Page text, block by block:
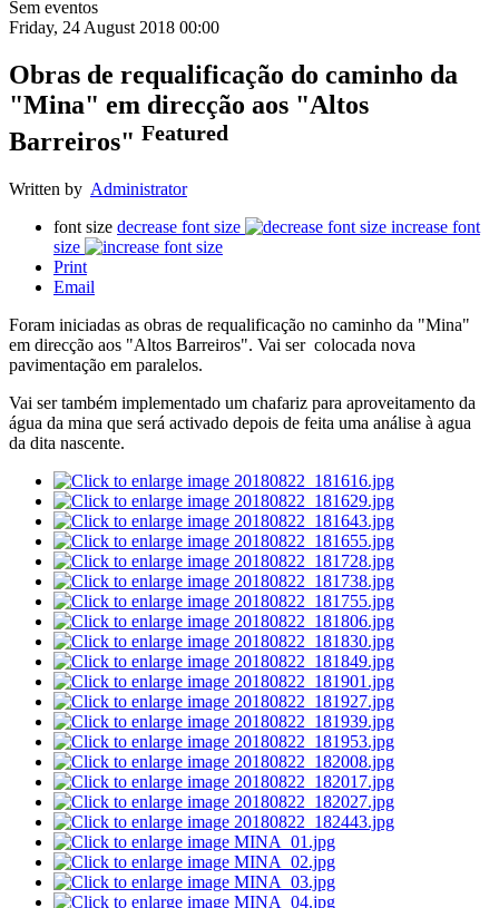
Sem eventos
Friday, 24 August 2018 00:00
Obras de requalificação do caminho da
"Mina" em direcção aos "Altos
Barreiros" Featured
Written by Administrator
font size decrease font size
increase font
size
Print
Email
Foram iniciadas as obras de requalificação no caminho da "Mina"
em direcção aos "Altos Barreiros". Vai ser colocada nova
pavimentação em paralelos.
Vai ser também implementado um chafariz para aproveitamento da
água da mina que será activado depois de feita uma análise à agua
da dita nascente.